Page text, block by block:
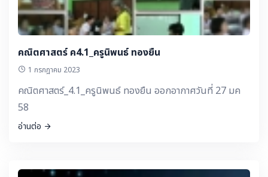
คณิตศาสตร์ ค4.1_ครูนิพนธ์ ทองยืน
1 กรกฎาคม 2023
คณิตศาสตร์_4.1_ครูนิพนธ์ ทองยืน ออกอากาศวันที่ 27 มค
58
อ่านต่อ